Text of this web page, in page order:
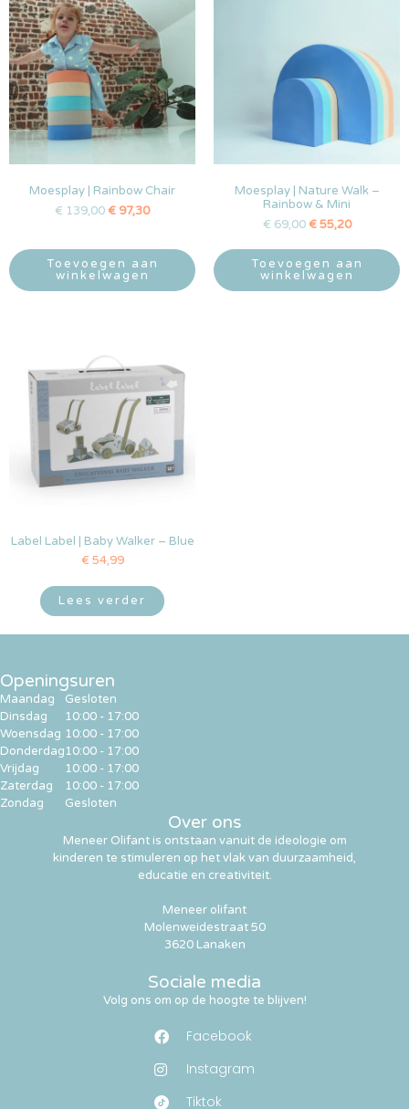
Moesplay | Rainbow Chair
€ 139,00€ 97,30
Toevoegen aan
winkelwagen
Moesplay | Nature Walk –
Rainbow & Mini
€ 69,00 €55,20
Toevoegen aan
winkelwagen
Label Label | Baby Walker – Blue
€ 54,99
Lees verder
Sociale media
Volg ons om op de hoogte te blijven!
Facebook
Instagram
Tiktok
Over ons
Meneer Olifant is ontstaan vanuit de ideologie om
kinderen te stimuleren op het vlak van duurzaamheid,
educatie en creativiteit.
Meneer olifant
Molenweidestraat 50
3620 Lanaken
Openingsuren
Maandag
Dinsdag
Woensdag
Donderdag
Vrijdag
Zaterdag
Zondag
Gesloten
10:00 - 17:00
10:00 - 17:00
10:00 - 17:00
10:00 - 17:00
10:00 - 17:00
Gesloten